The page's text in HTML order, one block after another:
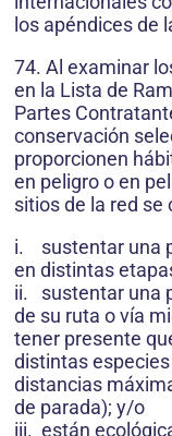
los apéndices de
74. Al examinar
en la Lista de
Partes
conservación
proporcionen
en peligro o en
sitios de la red se
i. sustentar una
en distintas
ii. sustentar una
de su ruta o vía
tener presente
distintas
distancias
de parada); y/o
iii. están